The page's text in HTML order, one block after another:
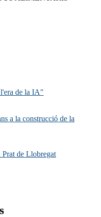
de la IA"
a la construcció de la
Prat de Llobregat